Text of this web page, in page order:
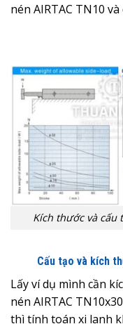
nén AIRTAC TN10
Kích thước và cấu
Cấu tạo và kích
Lấy ví dụ mình cần
nén AIRTAC
thì tính toán xi lanh